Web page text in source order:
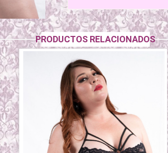
PRODUCTOS RELACIONADOS